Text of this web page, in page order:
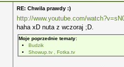
RE: Chwila prawdy :)
http://www.youtube.com/
haha xD nuta z wczoraj ;D.
Moje poprzednie tematy:
Budzik
Showup.tv , Fotka.tv